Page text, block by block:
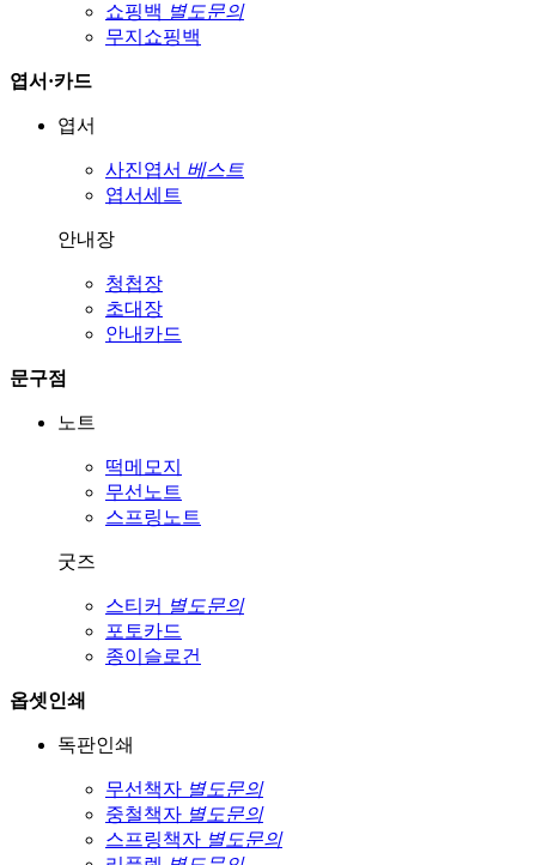
쇼핑백 별도문의
무지쇼핑백
엽서·카드
엽서
사진엽서 베스트
엽서세트
안내장
청첩장
초대장
안내카드
문구점
노트
떡메모지
무선노트
스프링노트
굿즈
스티커 별도문의
포토카드
종이슬로건
옵셋인쇄
독판인쇄
무선책자 별도문의
중철책자 별도문의
스프링책자 별도문의